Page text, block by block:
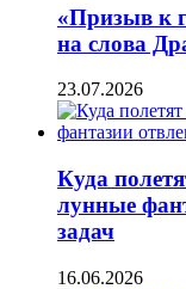
«Призыв к
на слова
23.07.2026
Куда
лунные
задач
16.06.2026